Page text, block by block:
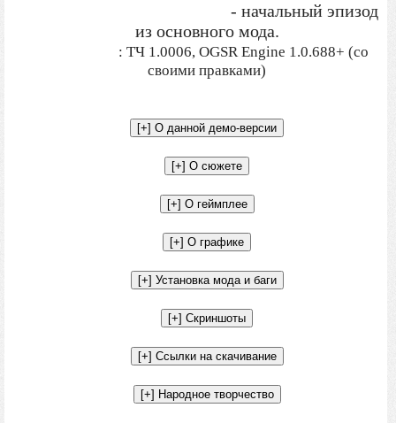
- начальный эпизод
из основного мода.
: ТЧ 1.0006, OGSR Engine 1.0.688+ (со
своими правками)